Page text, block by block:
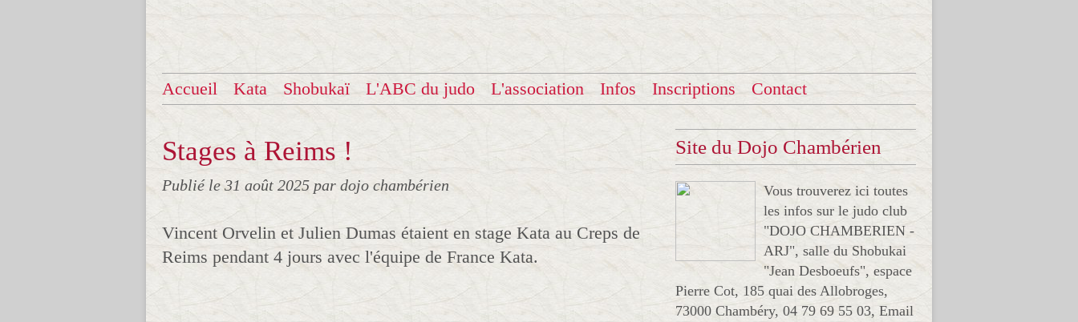
Accueil Kata Shobukaï L'ABC du judo L'association Infos Inscriptions Contact
Stages à Reims !
Publié le 31 août 2025 par dojo chambérien
Vincent Orvelin et Julien Dumas étaient en stage Kata au Creps de
Reims pendant 4 jours avec l'équipe de France Kata.
Site du Dojo Chambérien
Vous trouverez ici toutes
les infos sur le judo club
"DOJO CHAMBERIEN -
ARJ", salle du Shobukai
"Jean Desboeufs", espace
Pierre Cot, 185 quai des Allobroges,
73000 Chambéry, 04 79 69 55 03, Email